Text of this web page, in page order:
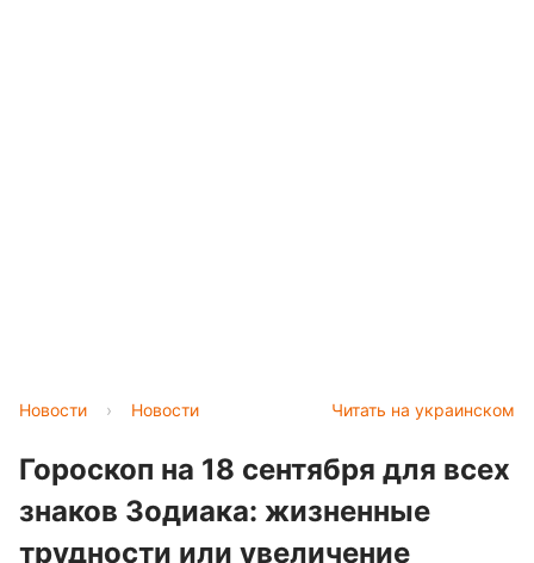
Читать на украинском
Новости › Новости
Гороскоп на 18 сентября для всех
знаков Зодиака: жизненные
трудности или увеличение